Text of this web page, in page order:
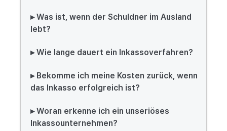
▸ Was ist, wenn der Schuldner im Ausland
lebt?
▸ Wie lange dauert ein Inkassoverfahren?
▸ Bekomme ich meine Kosten zurück, wenn
das Inkasso erfolgreich ist?
▸ Woran erkenne ich ein unseriöses
Inkassounternehmen?